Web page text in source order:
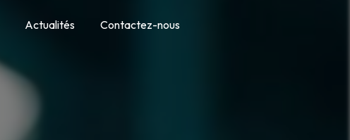
Actualités Contactez-nous